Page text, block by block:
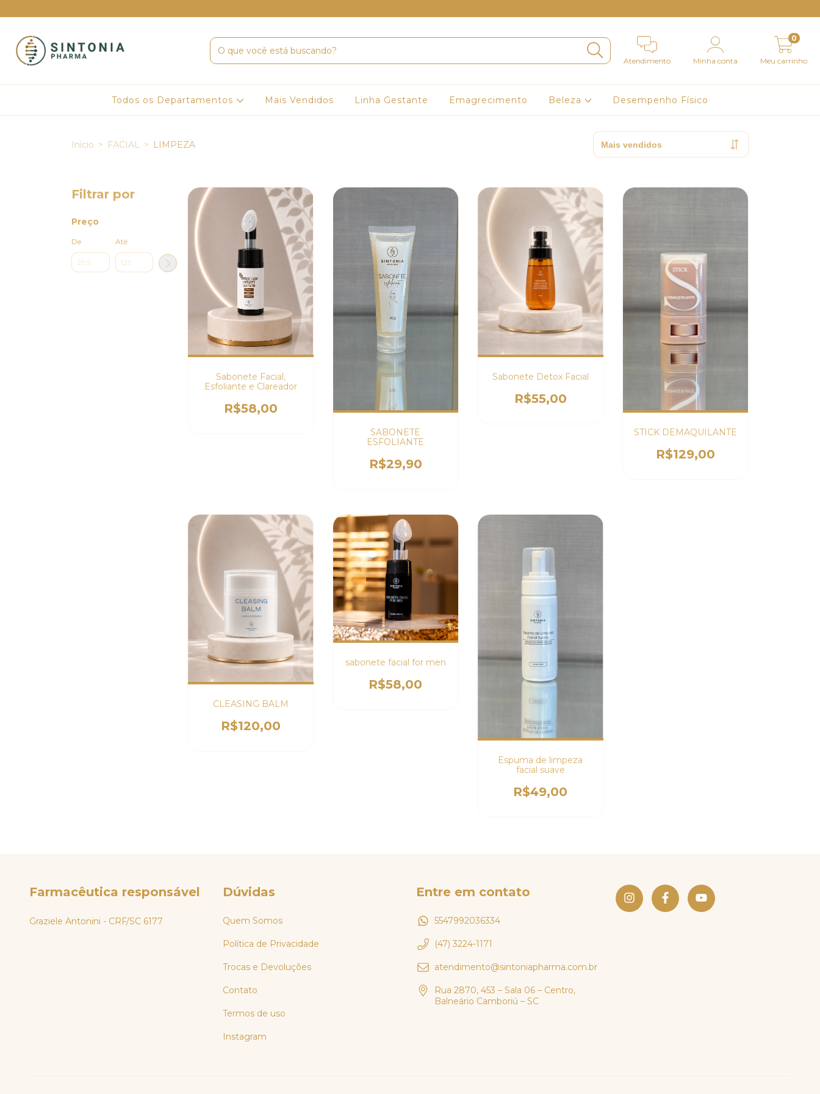
Atendimento Minha conta Meu carrinho
0
Todos os Departamentos Mais Vendidos Linha Gestante Emagrecimento Beleza Desempenho Físico
Início > FACIAL > LIMPEZA
Filtrar por
Preço
De Até
Sabonete Facial,
Esfoliante e Clareador
R$58,00
SABONETE
ESFOLIANTE
R$29,90
Sabonete Detox Facial
R$55,00
STICK DEMAQUILANTE
R$129,00
CLEASING BALM
R$120,00
sabonete facial for men
R$58,00
Espuma de limpeza
facial suave
R$49,00
Farmacêutica responsável
Graziele Antonini - CRF/SC 6177
Dúvidas
Quem Somos
Política de Privacidade
Trocas e Devoluções
Contato
Termos de uso
Instagram
Entre em contato
5547992036334
(47) 3224-1171
atendimento@sintoniapharma.com.br
Rua 2870, 453 – Sala 06 – Centro,
Balneário Camboriú – SC